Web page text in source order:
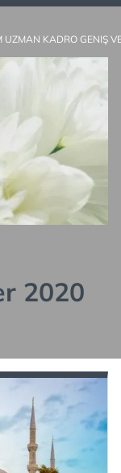
KADRO GENIŞ
2020